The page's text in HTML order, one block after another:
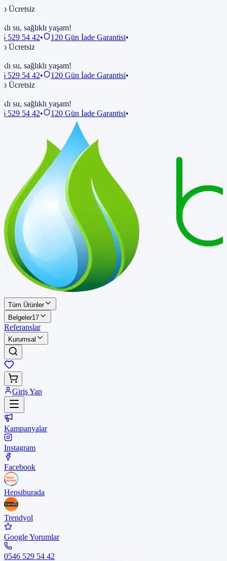
Ücretsiz
su, sağlıklı yaşam!
529 54 42• 120 Gün İade Garantisi•
Ücretsiz
su, sağlıklı yaşam!
529 54 42• 120 Gün İade Garantisi•
Ücretsiz
su, sağlıklı yaşam!
529 54 42• 120 Gün İade Garantisi•
Tüm Ürünler
Belgeler17
Referanslar
Kurumsal
Giriş Yap
Kampanyalar
Instagram
Facebook
Hepsiburada
Trendyol
Google Yorumlar
0546 529 54 42